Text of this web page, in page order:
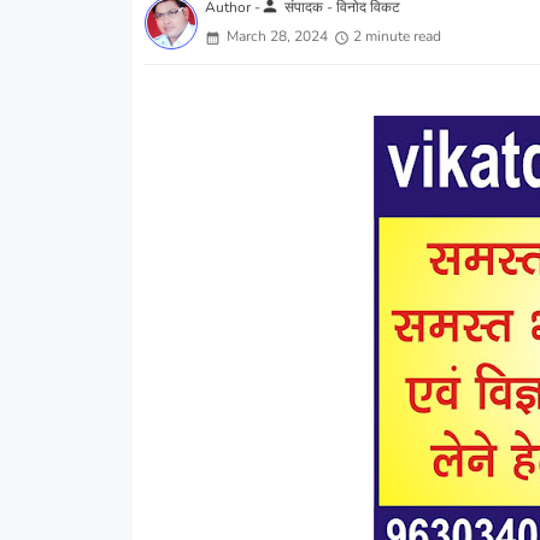
Author -person संपादक - विनोद विकट
March 28, 2024
2 minute read